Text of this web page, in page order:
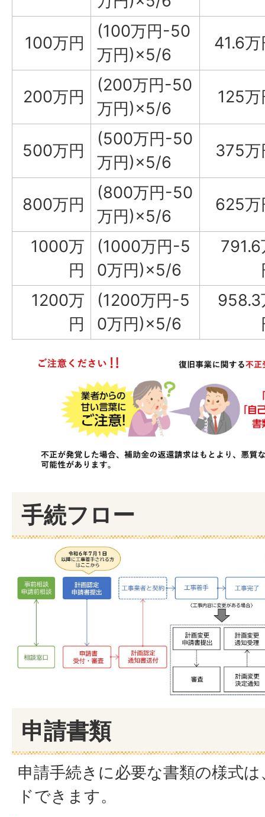
100万円
(100万円-50
万円)×5/6
41.6万
200万円
(200万円-50
万円)×5/6
125万
500万円
(500万円-50
万円)×5/6
375万
800万円
(800万円-50
万円)×5/6
625万
1000万
円
(1000万円-5
0万円)×5/6
791.6
1200万
円
(1200万円-5
0万円)×5/6
958.3
手続フロー
申請書類
申請手続きに必要な書類の様式
ドできます。